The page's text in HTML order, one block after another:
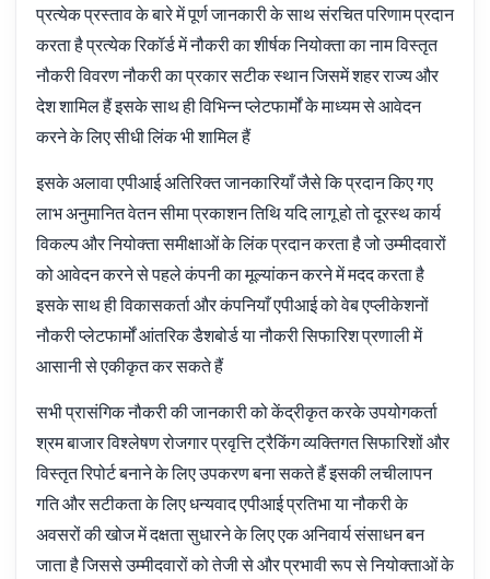
प्रत्येक प्रस्ताव के बारे में पूर्ण जानकारी के साथ संरचित परिणाम प्रदान
करता है प्रत्येक रिकॉर्ड में नौकरी का शीर्षक नियोक्ता का नाम विस्तृत
नौकरी विवरण नौकरी का प्रकार सटीक स्थान जिसमें शहर राज्य और
देश शामिल हैं इसके साथ ही विभिन्न प्लेटफार्मों के माध्यम से आवेदन
करने के लिए सीधी लिंक भी शामिल हैं
इसके अलावा एपीआई अतिरिक्त जानकारियाँ जैसे कि प्रदान किए गए
लाभ अनुमानित वेतन सीमा प्रकाशन तिथि यदि लागू हो तो दूरस्थ कार्य
विकल्प और नियोक्ता समीक्षाओं के लिंक प्रदान करता है जो उम्मीदवारों
को आवेदन करने से पहले कंपनी का मूल्यांकन करने में मदद करता है
इसके साथ ही विकासकर्ता और कंपनियाँ एपीआई को वेब एप्लीकेशनों
नौकरी प्लेटफार्मों आंतरिक डैशबोर्ड या नौकरी सिफारिश प्रणाली में
आसानी से एकीकृत कर सकते हैं
सभी प्रासंगिक नौकरी की जानकारी को केंद्रीकृत करके उपयोगकर्ता
श्रम बाजार विश्लेषण रोजगार प्रवृत्ति ट्रैकिंग व्यक्तिगत सिफारिशों और
विस्तृत रिपोर्ट बनाने के लिए उपकरण बना सकते हैं इसकी लचीलापन
गति और सटीकता के लिए धन्यवाद एपीआई प्रतिभा या नौकरी के
अवसरों की खोज में दक्षता सुधारने के लिए एक अनिवार्य संसाधन बन
जाता है जिससे उम्मीदवारों को तेजी से और प्रभावी रूप से नियोक्ताओं के